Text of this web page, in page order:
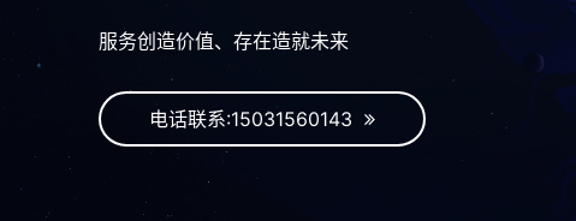
服务创造价值、存在造就未来
电话联系:15031560143